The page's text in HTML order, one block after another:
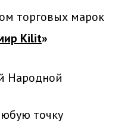
торговых марок
Kilit»
Народной
точку